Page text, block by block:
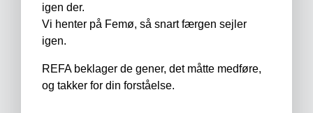
igen der.
Vi henter på Femø, så snart færgen sejler
igen.
REFA beklager de gener, det måtte medføre,
og takker for din forståelse.